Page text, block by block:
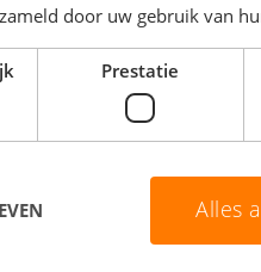
door uw gebruik van
Prestatie
Alles